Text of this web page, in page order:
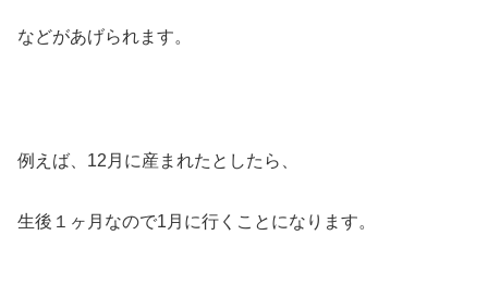
などがあげられます。
例えば、12月に産まれたとしたら、
生後１ヶ月なので1月に行くことになります。